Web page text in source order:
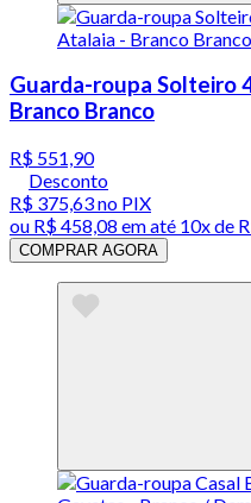
Guarda-roupa Solteiro
Branco Branco
R$ 551,90
Desconto
R$ 375,63no PIX
ou R$ 458,08 em até 10x de
COMPRAR AGORA